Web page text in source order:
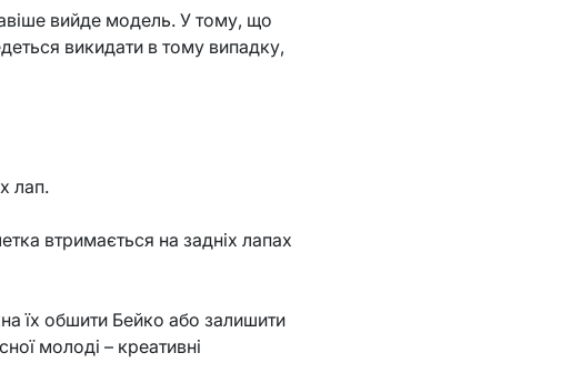
вийде модель. У тому, що
викидати в тому випадку,
лап.
втримається на задніх лапах
їх обшити Бейко або залишити
молоді – креативні